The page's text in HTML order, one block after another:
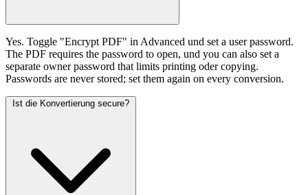
Yes. Toggle "Encrypt PDF" in Advanced und set a user password.
The PDF requires the password to open, und you can also set a
separate owner password that limits printing oder copying.
Passwords are never stored; set them again on every conversion.
Ist die Konvertierung secure?